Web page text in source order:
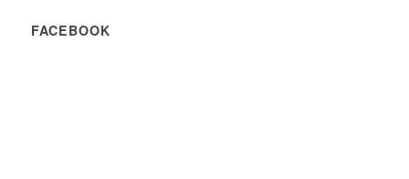
FACEBOOK